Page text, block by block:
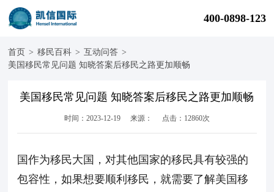
400-0898-123
首页 > 移民百科 > 互动问答 >
美国移民常见问题 知晓答案后移民之路更加顺畅
美国移民常见问题 知晓答案后移民之路更加顺畅
时间：2023-12-19 来源： 点击：12860次
国作为移民大国，对其他国家的移民具有较强的
包容性，如果想要顺利移民，就需要了解美国移